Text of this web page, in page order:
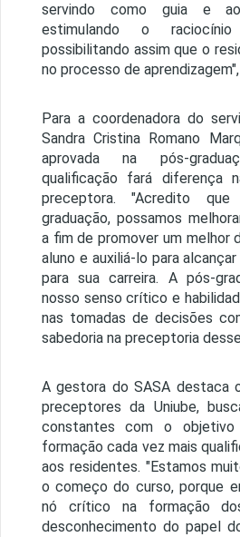
servindo como guia e
estimulando o
possibilitando assim que o
no processo de
Para a coordenadora do
Sandra Cristina Romano
aprovada na pós-
qualificação fará diferença
preceptora. "Acredito
graduação, possamos
a fim de promover um melhor
aluno e auxiliá-lo para
para sua carreira. A pós-
nosso senso crítico e
nas tomadas de decisões
sabedoria na preceptoria
A gestora do SASA destaca
preceptores da Uniube,
constantes com o
formação cada vez mais
aos residentes. "Estamos
o começo do curso, porque
nó crítico na formação
desconhecimento do papel